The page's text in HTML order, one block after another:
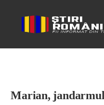
Stiri Romania
Marian, jandarmul